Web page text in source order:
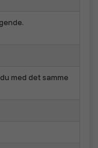
med det samme